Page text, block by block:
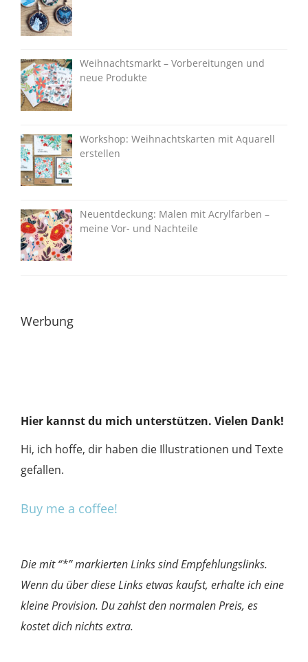
Weihnachtsmarkt – Vorbereitungen und
neue Produkte
Workshop: Weihnachtskarten mit Aquarell
erstellen
Neuentdeckung: Malen mit Acrylfarben –
meine Vor- und Nachteile
Werbung
Hier kannst du mich unterstützen. Vielen Dank!
Hi, ich hoffe, dir haben die Illustrationen und Texte
gefallen.
Buy me a coffee!
Die mit “*” markierten Links sind Empfehlungslinks.
Wenn du über diese Links etwas kaufst, erhalte ich eine
kleine Provision. Du zahlst den normalen Preis, es
kostet dich nichts extra.